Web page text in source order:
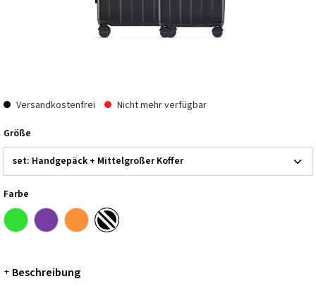
Versandkostenfrei
Nicht mehr verfügbar
Größe
Farbe
+ Beschreibung